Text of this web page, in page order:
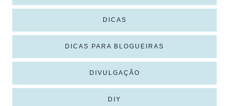
DICAS
DICAS PARA BLOGUEIRAS
DIVULGAÇÃO
DIY